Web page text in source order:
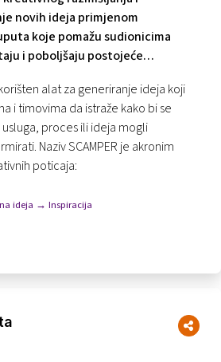
novih ideja primjenom
koje pomažu sudionicima
i poboljšaju postojeće
alat za generiranje ideja koji
i timovima da istraže kako bi se
proces ili ideja mogli
Naziv SCAMPER je akronim
poticaja:
ideja → Inspiracija